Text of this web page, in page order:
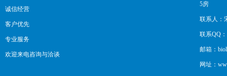
诚信经营
客户优先
专业服务
欢迎来电咨询与洽谈
5房
联系人：
联系QQ
邮箱：
网址：